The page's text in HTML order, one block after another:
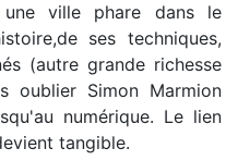
une ville phare dans le
ses techniques,
(autre grande richesse
oublier Simon Marmion
numérique. Le lien
tangible.